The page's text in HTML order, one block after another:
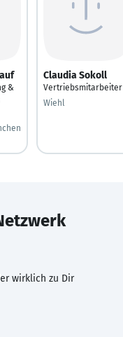
&
Claudia Sokoll
Vertriebsmitarbeiter
Wiehl
wirklich zu Dir